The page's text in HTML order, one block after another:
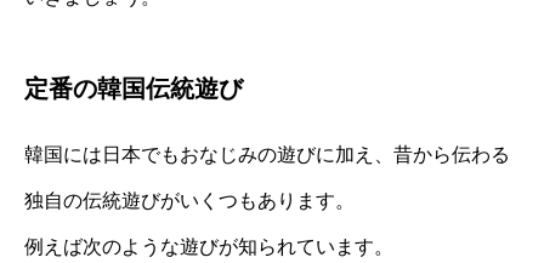
定番の韓国伝統遊び
韓国には日本でもおなじみの遊びに加え、昔から伝わる
独自の伝統遊びがいくつもあります。
例えば次のような遊びが知られています。